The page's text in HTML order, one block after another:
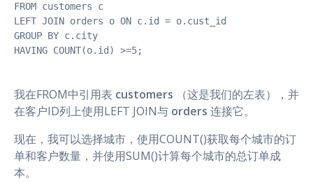
FROM customers c
LEFT JOIN orders o ON c.id = o.cust_id
GROUP BY c.city
HAVING COUNT(o.id) >=5;
我在FROM中引用表 customers
（这是我们的左表），并
在客户ID列上使用LEFT JOIN与 orders 连接它。
现在，我可以选择城市，使用COUNT()获取每个城市的订
单和客户数量，并使用SUM()计算每个城市的总订单成
本。